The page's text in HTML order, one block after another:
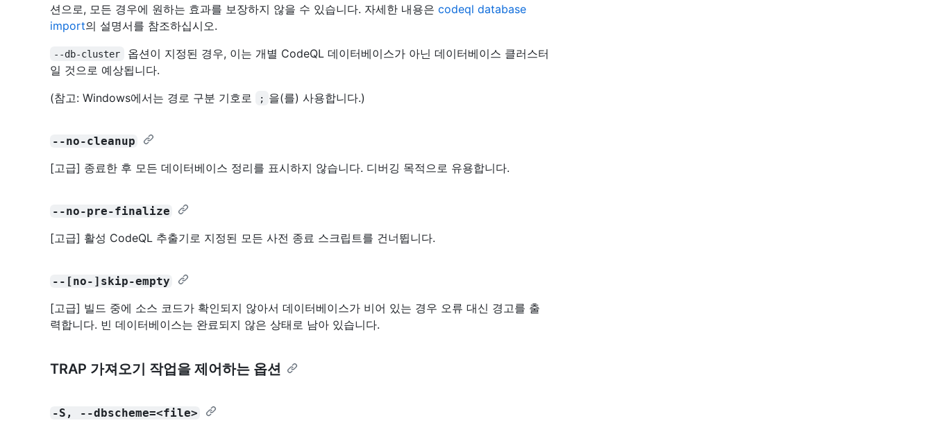
션으로, 모든 경우에 원하는 효과를 보장하지 않을 수 있습니다. 자세한 내용은 codeql database
import의 설명서를 참조하십시오.
--db-cluster
옵션이 지정된 경우, 이는 개별 CodeQL 데이터베이스가 아닌 데이터베이스 클러스터
일 것으로 예상됩니다.
(참고: Windows에서는 경로 구분 기호로
; 을(를) 사용합니다.)
--no-cleanup
[고급] 종료한 후 모든 데이터베이스 정리를 표시하지 않습니다. 디버깅 목적으로 유용합니다.
--no-pre-finalize
[고급] 활성 CodeQL 추출기로 지정된 모든 사전 종료 스크립트를 건너뜁니다.
--[no-]skip-empty
[고급] 빌드 중에 소스 코드가 확인되지 않아서 데이터베이스가 비어 있는 경우 오류 대신 경고를 출
력합니다. 빈 데이터베이스는 완료되지 않은 상태로 남아 있습니다.
TRAP 가져오기 작업을 제어하는 옵션
-S, --dbscheme=<file>